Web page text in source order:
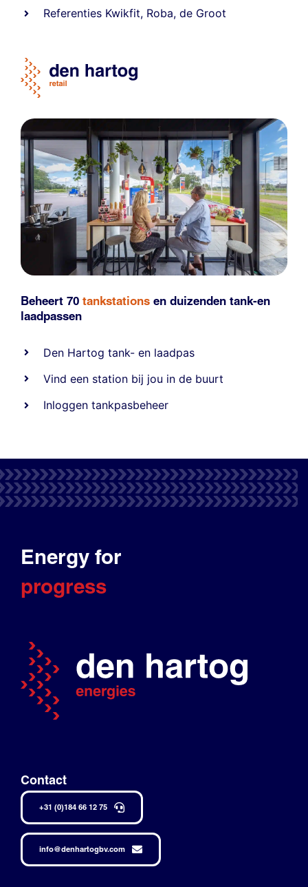
Referenties Kwikfit, Roba,de Groot
Beheert 70 tankstations en duizenden tank-en
laadpassen
Den Hartog tank- en laadpas
Vind een station bij jou in de buurt
Inloggen tankpasbeheer
Energy for
progress
Contact
+31 (0)184 66 12 75
info@denhartogbv.com